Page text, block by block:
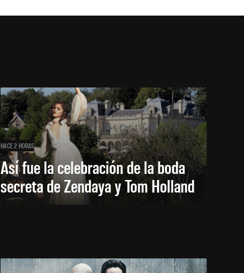
HACE 2 HORAS
Así fue la celebración de la boda
secreta de Zendaya y Tom Holland